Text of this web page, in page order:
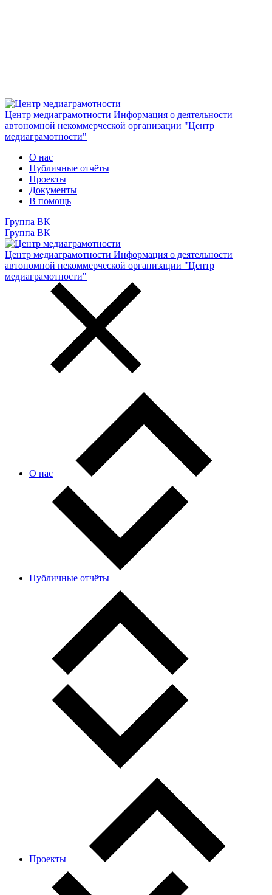
Центр медиаграмотности Информация о деятельности
автономной некоммерческой организации "Центр
медиаграмотности"
О нас
Публичные отчёты
Проекты
Документы
В помощь
Группа ВК
Группа ВК
Центр медиаграмотности Информация о деятельности
автономной некоммерческой организации "Центр
медиаграмотности"
О нас
Публичные отчёты
Проекты